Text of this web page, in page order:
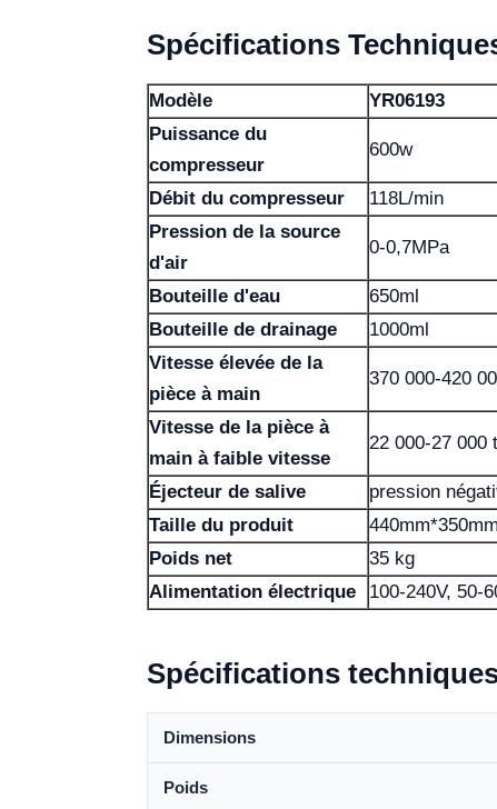
Spécifications
Modèle
YR06193
Puissance du
compresseur
600w
Débit du compresseur
118L/min
Pression de la source
d'air
0-0,7MPa
Bouteille d'eau
650ml
Bouteille de drainage
1000ml
Vitesse élevée de la
pièce à main
370 000-420
Vitesse de la pièce à
main à faible vitesse
22 000-27 000
Éjecteur de salive
pression
Taille du produit
Poids net
35 kg
Alimentation électrique
100-240V, 50-
Spécifications
Dimensions
Poids